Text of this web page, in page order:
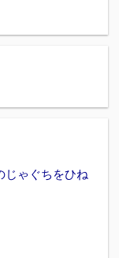
じゃぐちをひね